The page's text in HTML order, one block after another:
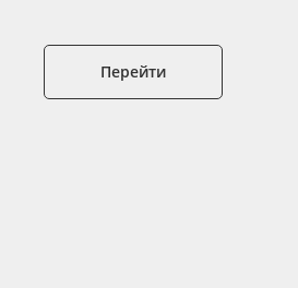
Перейти